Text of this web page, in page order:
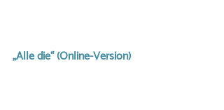
„Alle die“ (Online-Version)